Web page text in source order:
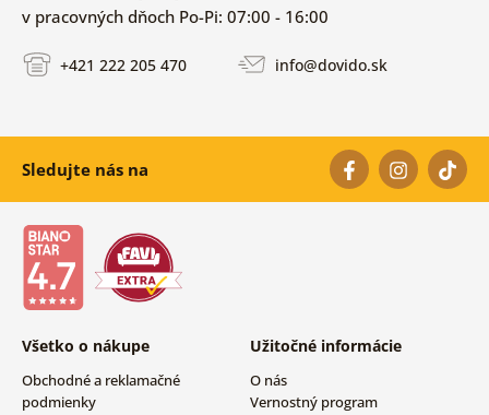
v pracovných dňoch Po-Pi: 07:00 - 16:00
+421 222 205 470 info@dovido.sk
Sledujte nás na
Všetko o nákupe
Obchodné a reklamačné
podmienky
Užitočné informácie
O nás
Vernostný program